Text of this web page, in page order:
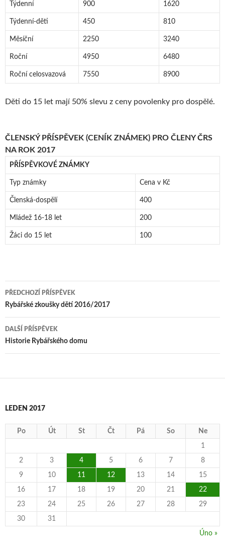
Týdenní 900 1620
Týdenní-děti 450 810
Měsíční 2250 3240
Roční 4950 6480
Roční celosvazová 7550 8900
Děti do 15 let mají 50% slevu z ceny povolenky pro dospělé.
ČLENSKÝ PŘÍSPĚVEK (CENÍK ZNÁMEK) PRO ČLENY ČRS
NA ROK 2017
PŘÍSPĚVKOVÉ ZNÁMKY
Typ známky Cena v Kč
Členská-dospělí 400
Mládež 16-18 let 200
Žáci do 15 let 100
Navigace
pro
příspěvky
PŘEDCHOZÍ PŘÍSPĚVEK
Rybářské zkoušky dětí 2016/2017
DALŠÍ PŘÍSPĚVEK
Historie Rybářského domu
LEDEN 2017
Po Út St Čt Pá So Ne
1
2 3 4 5 6 7 8
9 10 11 12 13 14 15
16 17 18 19 20 21 22
23 24 25 26 27 28 29
30 31
Úno »